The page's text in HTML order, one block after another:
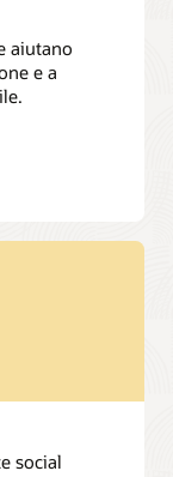
aiutano
e a
social